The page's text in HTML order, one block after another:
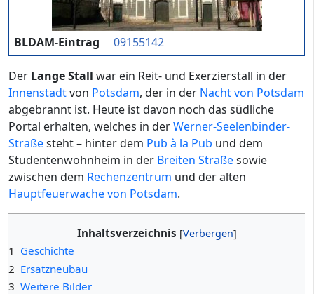
BLDAM-Eintrag 09155142
Der Lange Stall war ein Reit- und Exerzierstall in der
Innenstadtvon Potsdam, der in der Nacht von Potsdam
abgebrannt ist. Heute ist davon noch das südliche
Portal erhalten, welches in derWerner-Seelenbinder-
Straßesteht – hinter dem Pub à la Pub und dem
Studentenwohnheim in der Breiten Straßesowie
zwischen dem Rechenzentrum und der alten
Hauptfeuerwache von Potsdam.
Inhaltsverzeichnis
1 Geschichte
2 Ersatzneubau
3 Weitere Bilder